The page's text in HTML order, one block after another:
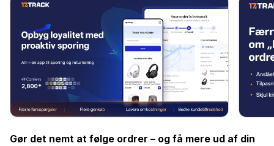
Gør det nemt at følge ordrer – og få mere ud af din